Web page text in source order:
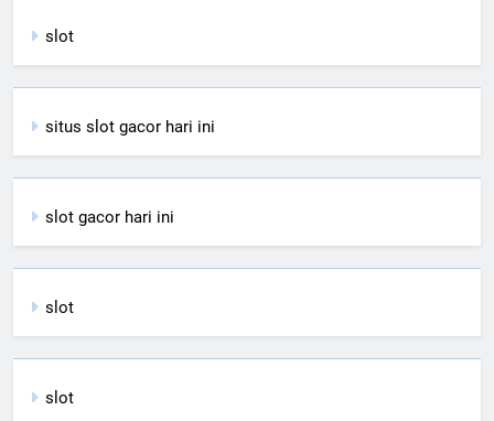
slot
situs slot gacor hari ini
slot gacor hari ini
slot
slot